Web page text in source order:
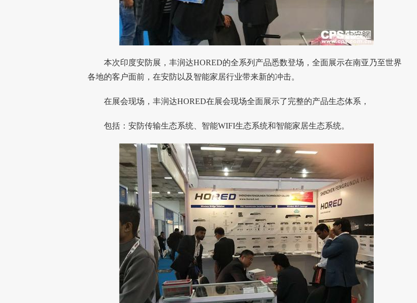
本次印度安防展，丰润达HORED的全系列产品悉数登场，全面展示在南亚乃至世界
各地的客户面前，在安防以及 智能家居行业带来新的冲击。
在展会现场，丰润达HORED在展会现场全面展示了完整的产品生态体系，
包括：安防传输生态系统、智能WIFI生态系统和智能家居生态系统。